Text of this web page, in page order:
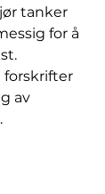
tanker
for å
forskrifter
av